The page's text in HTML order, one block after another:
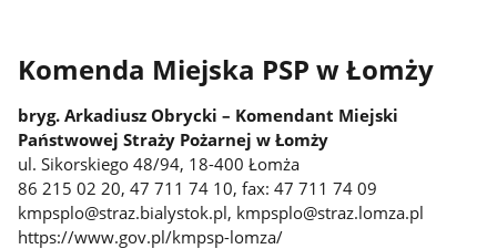
Komenda Miejska PSP w Łomży
bryg. Arkadiusz Obrycki – Komendant Miejski
Państwowej Straży Pożarnej w Łomży
ul. Sikorskiego 48/94, 18-400 Łomża
86 215 02 20, 47 711 74 10, fax: 47 711 74 09
kmpsplo@straz.bialystok.pl, kmpsplo@straz.lomza.pl
https://www.gov.pl/kmpsp-lomza/